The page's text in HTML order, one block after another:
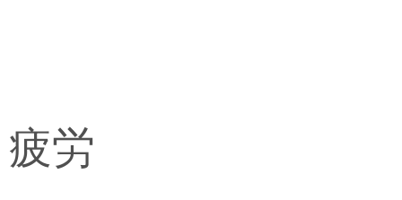
疲労